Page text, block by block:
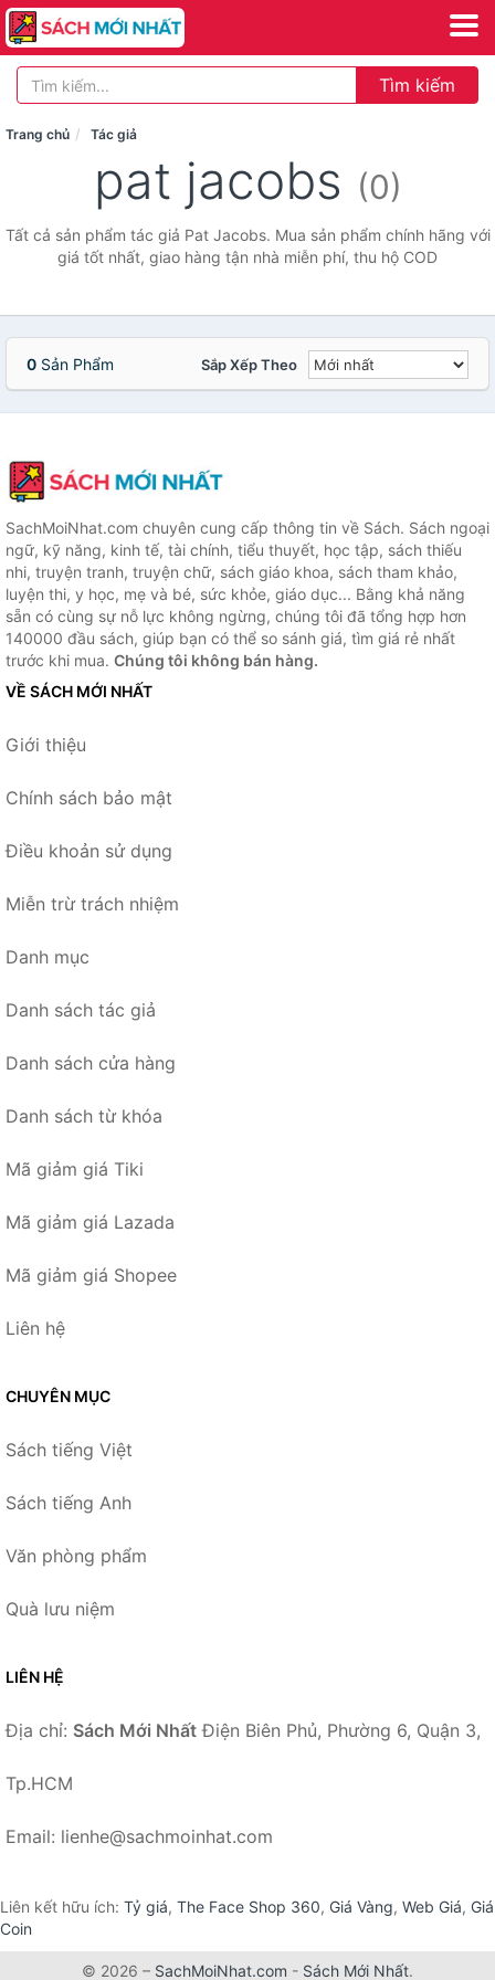
Tìm kiếm
Trang chủ Tác giả
pat jacobs (0)
Tất cả sản phẩm tác giả Pat Jacobs. Mua sản phẩm chính hãng với
giá tốt nhất, giao hàng tận nhà miễn phí, thu hộ COD
0 Sản Phẩm Sắp Xếp Theo
SachMoiNhat.com chuyên cung cấp thông tin về Sách. Sách ngoại
ngữ, kỹ năng, kinh tế, tài chính, tiểu thuyết, học tập, sách thiếu
nhi, truyện tranh, truyện chữ, sách giáo khoa, sách tham khảo,
luyện thi, y học, mẹ và bé, sức khỏe, giáo dục... Bằng khả năng
sẵn có cùng sự nỗ lực không ngừng, chúng tôi đã tổng hợp hơn
140000 đầu sách, giúp bạn có thể so sánh giá, tìm giá rẻ nhất
trước khi mua. Chúng tôi không bán hàng.
VỀ SÁCH MỚI NHẤT
Giới thiệu
Chính sách bảo mật
Điều khoản sử dụng
Miễn trừ trách nhiệm
Danh mục
Danh sách tác giả
Danh sách cửa hàng
Danh sách từ khóa
Mã giảm giá Tiki
Mã giảm giá Lazada
Mã giảm giá Shopee
Liên hệ
CHUYÊN MỤC
Sách tiếng Việt
Sách tiếng Anh
Văn phòng phẩm
Quà lưu niệm
LIÊN HỆ
Địa chỉ: Sách Mới Nhất Điện Biên Phủ, Phường 6, Quận 3,
Tp.HCM
Email: lienhe@sachmoinhat.com
Liên kết hữu ích: Tỷ giá, The Face Shop 360, Giá Vàng, Web Giá, Giá
Coin
© 2026 – SachMoiNhat.com - Sách Mới Nhất.